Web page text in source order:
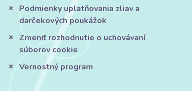
Podmienky uplatňovania zliav a
darčekových poukážok
Zmeniť rozhodnutie o uchovávaní
súborov cookie
Vernostný program